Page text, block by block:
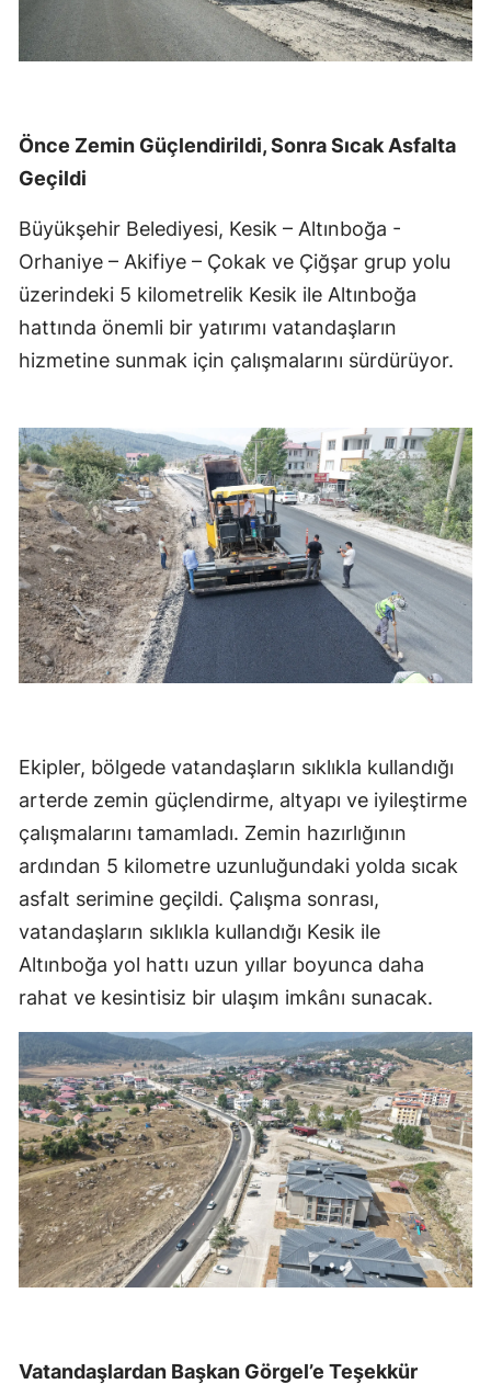
Önce Zemin Güçlendirildi, Sonra Sıcak Asfalta
Geçildi
Büyükşehir Belediyesi, Kesik – Altınboğa -
Orhaniye – Akifiye – Çokak ve Çiğşar grup yolu
üzerindeki 5 kilometrelik Kesik ile Altınboğa
hattında önemli bir yatırımı vatandaşların
hizmetine sunmak için çalışmalarını sürdürüyor.
Ekipler, bölgede vatandaşların sıklıkla kullandığı
arterde zemin güçlendirme, altyapı ve iyileştirme
çalışmalarını tamamladı. Zemin hazırlığının
ardından 5 kilometre uzunluğundaki yolda sıcak
asfalt serimine geçildi. Çalışma sonrası,
vatandaşların sıklıkla kullandığı Kesik ile
Altınboğa yol hattı uzun yıllar boyunca daha
rahat ve kesintisiz bir ulaşım imkânı sunacak.
Vatandaşlardan Başkan Görgel’e Teşekkür